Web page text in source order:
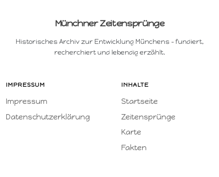
Münchner Zeitensprünge
Historisches Archiv zur Entwicklung Münchens – fundiert,
recherchiert und lebendig erzählt.
IMPRESSUM
Impressum
Datenschutzerklärung
INHALTE
Startseite
Zeitensprünge
Karte
Fakten